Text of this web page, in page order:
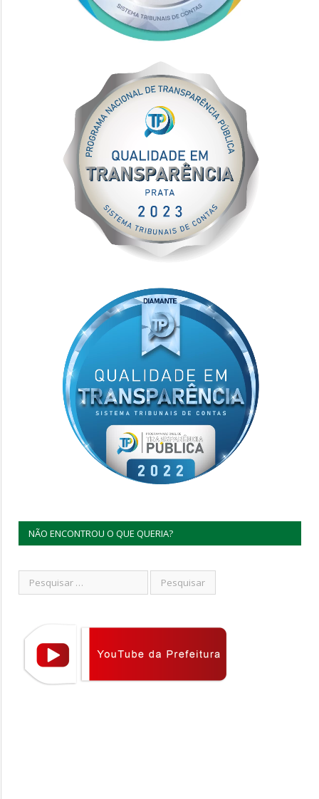
NÃO ENCONTROU O QUE QUERIA?